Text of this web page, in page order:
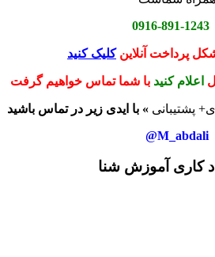
پرداخت آنلاینکلیک کنید
اعلام کنید با شما تماس خواهیم گرفت
پشتیبانی » با ایدی زیر در تماس باشید
M_abdali@
کاری آموزش شنا